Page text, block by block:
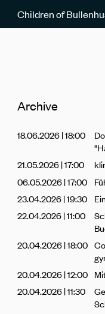
Children of
Archive
18.06.2026 | 18:00
21.05.2026 | 17:00
06.05.2026 | 17:00
23.04.2026 | 19:30
22.04.2026 | 11:00
20.04.2026 | 18:00
20.04.2026 | 12:00
20.04.2026 | 11:30